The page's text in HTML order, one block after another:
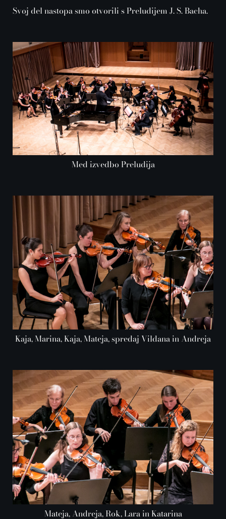
Svoj del nastopa smo otvorili s Preludijem J. S. Bacha.
Med izvedbo Preludija
Kaja, Marina, Kaja, Mateja, spredaj Vildana in Andreja
Mateja, Andreja, Rok, Lara in Katarina